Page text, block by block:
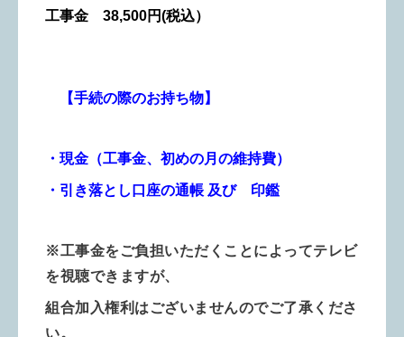
工事金 38,500円(税込）
【手続の際のお持ち物】
・現金（工事金、初めの月の維持費）
・引き落とし口座の通帳 及び 印鑑
※工事金をご負担いただくことによってテレビ
を視聴できますが、
組合加入権利はございませんのでご了承くださ
い。